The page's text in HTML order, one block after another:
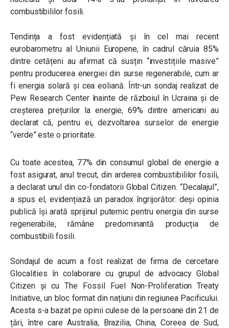
combustibililor fosili.
Tendința a fost evidențiată și în cel mai recent
eurobarometru al Uniunii Europene, în cadrul căruia 85%
dintre cetățeni au afirmat că susțin “investițiile masive”
pentru producerea energiei din surse regenerabile, cum ar
fi energia solară și cea eoliană. Într-un sondaj realizat de
Pew Research Center înainte de războiul în Ucraina și de
creșterea prețurilor la energie, 69% dintre americani au
declarat că, pentru ei, dezvoltarea surselor de energie
“verde” este o prioritate.
Cu toate acestea, 77% din consumul global de energie a
fost asigurat, anul trecut, din arderea combustibililor fosili,
a declarat unul din co-fondatorii Global Citizen. “Decalajul”,
a spus el, evidențiază un paradox îngrijorător: deși opinia
publică își arată sprijinul puternic pentru energia din surse
regenerabile, rămâne predominantă producția de
combustibili fosili.
Sondajul de acum a fost realizat de firma de cercetare
Glocalities în colaborare cu grupul de advocacy Global
Citizen și cu The Fossil Fuel Non-Proliferation Treaty
Initiative, un bloc format din națiuni din regiunea Pacificului.
Acesta s-a bazat pe opinii culese de la persoane din 21 de
țări, între care Australia, Brazilia, China, Coreea de Sud,